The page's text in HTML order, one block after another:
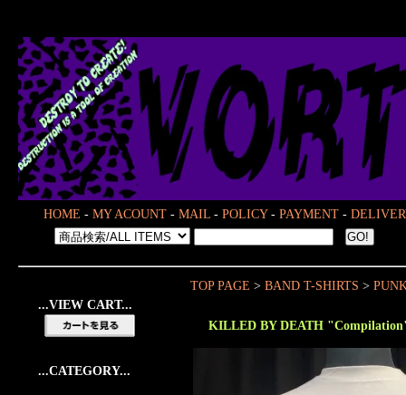
HOME - MY ACOUNT - MAIL - POLICY- PAYMENT -
...VIEW CART...
...CATEGORY...
TOP PAGE > BAND T-SHIRTS >
KILLED BY DEATH